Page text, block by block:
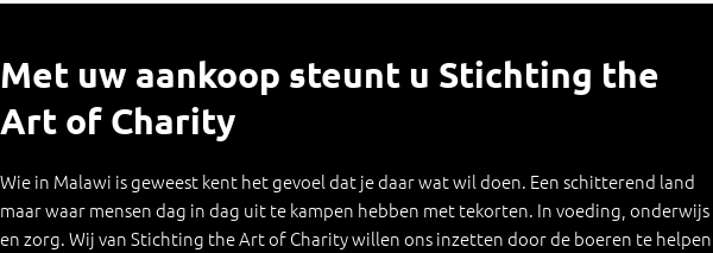
Met uw aankoop steunt u Stichting the
Art of Charity
Wie in Malawi is geweest kent het gevoel dat je daar wat wil doen. Een schitterend land
maar waar mensen dag in dag uit te kampen hebben met tekorten. In voeding, onderwijs
en zorg. Wij van Stichting the Art of Charity willen ons inzetten door de boeren te helpen